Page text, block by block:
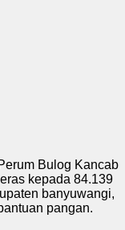
Bulog Kancab
kepada 84.139
banyuwangi,
pangan.